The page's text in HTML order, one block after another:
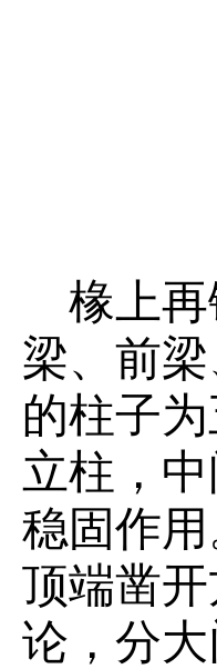
椽上
梁、前
的柱子
立柱，
稳固作
顶端凿
论，分